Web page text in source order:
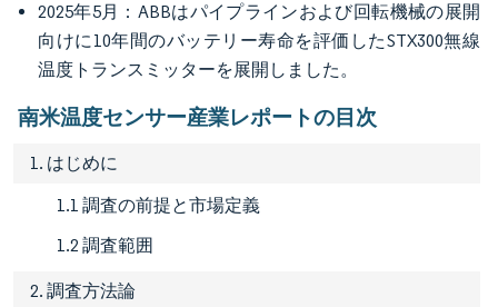
2025年5月：ABBはパイプラインおよび回転機械の展開
向けに10年間のバッテリー寿命を評価したSTX300無線
温度トランスミッターを展開しました。
南米温度センサー産業レポートの目次
1. はじめに
1.1 調査の前提と市場定義
1.2 調査範囲
2. 調査方法論